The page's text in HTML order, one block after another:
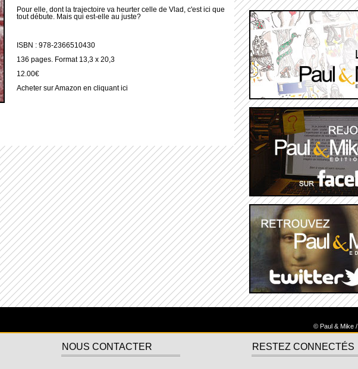
Pour elle, dont la trajectoire va heurter celle de Vlad, c'est ici que
tout débute. Mais qui est-elle au juste?
ISBN : 978-2366510430
136 pages. Format 13,3 x 20,3
12.00€
Acheter sur Amazon en cliquantici
© Paul & Mike /
NOUS CONTACTER RESTEZ CONNECTÉS